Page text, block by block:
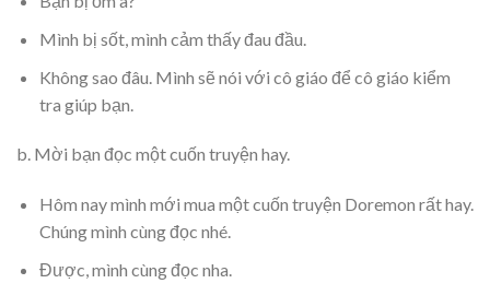
Mình bị sốt, mình cảm thấy đau đầu.
Không sao đâu. Mình sẽ nói với cô giáo để cô giáo kiểm
tra giúp bạn.
b. Mời bạn đọc một cuốn truyện hay.
Hôm nay mình mới mua một cuốn truyện Doremon rất hay.
Chúng mình cùng đọc nhé.
Được, mình cùng đọc nha.